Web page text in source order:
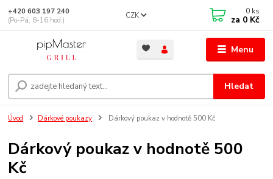
Menu
CZK
Hledat
+420 603 197 240
(Po-Pá, 8-16 hod.)
0 ks
za 0 Kč
Úvod Dárkové poukazy Dárkový poukaz v hodnotě 500 Kč
Dárkový poukaz v hodnotě 500
Kč